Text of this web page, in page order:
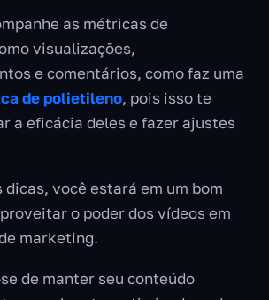
as métricas de
visualizações,
e comentários, como faz uma
de polietileno, pois isso te
a eficácia deles e fazer ajustes
dicas, você estará em um bom
o poder dos vídeos em
marketing.
de manter seu conteúdo